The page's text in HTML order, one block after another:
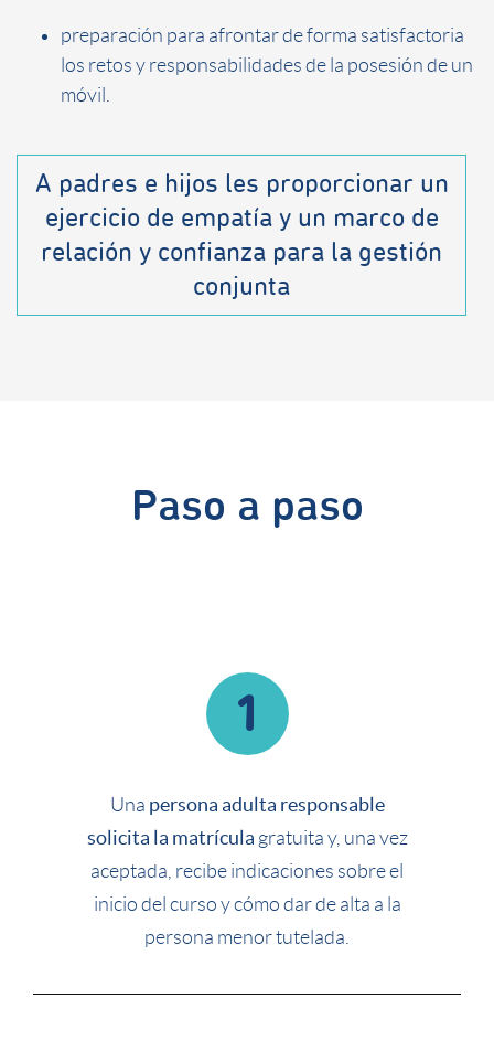
preparación para afrontar de forma satisfactoria
los retos y responsabilidades de la posesión de un
móvil.
A padres e hijos les proporcionar un
ejercicio de empatía y un marco de
relación y confianza para la gestión
conjunta
Paso a paso
1
Una persona adulta responsable
solicita la matrícula gratuita y, una vez
aceptada, recibe indicaciones sobre el
inicio del curso y cómo dar de alta a la
persona menor tutelada.